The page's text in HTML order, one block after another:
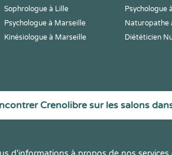
Sophrologue à Lille
Psychologue
Psychologue à Marseille
Naturopathe
Kinésiologue à Marseille
Diététicien
Crenolibre sur les salons